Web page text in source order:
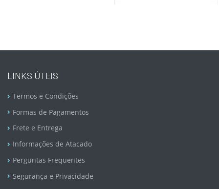
LINKS ÚTEIS
Termos e Condições
Formas de Pagamentos
Frete e Entrega
Informações de Atacado
Perguntas Frequentes
Segurança e Privacidade